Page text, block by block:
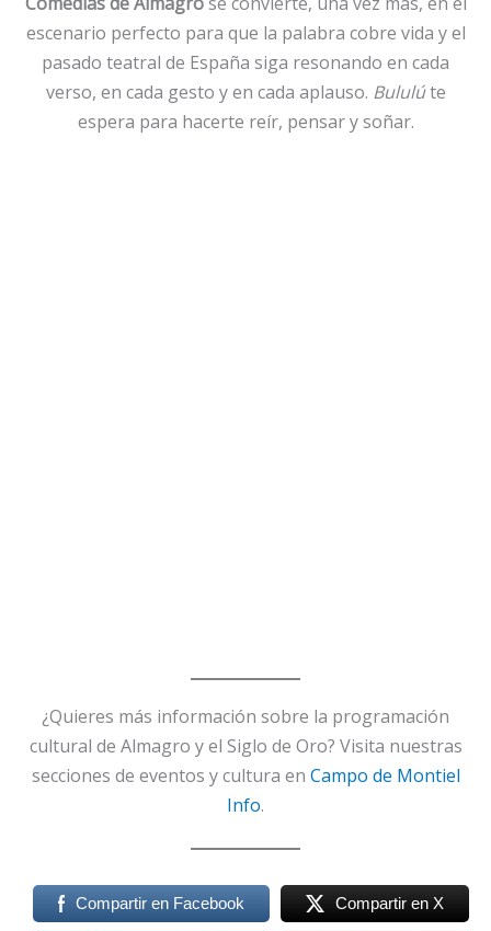
escenario perfecto para que la palabra cobre vida y el
pasado teatral de España siga resonando en cada
verso, en cada gesto y en cada aplauso. Bululúte
espera para hacerte reír, pensar y soñar.
¿Quieres más información sobre la programación
cultural de Almagro y el Siglo de Oro? Visita nuestras
secciones de eventos y cultura en Campo de Montiel
Info.
Compartir en Facebook Compartir en X